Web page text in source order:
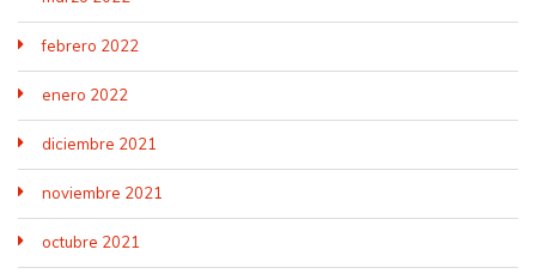
febrero 2022
enero 2022
diciembre 2021
noviembre 2021
octubre 2021